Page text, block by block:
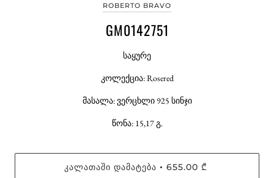
ROBERTO BRAVO
GM0142751
საყურე
კოლექცია: Rosered
მასალა: ვერცხლი 925 სინჯი
წონა: 15,17 გ.
ᲙᲐᲚᲐᲗᲐᲨᲘ ᲓᲐᲛᲐᲢᲔᲑᲐ • 655.00 ₾